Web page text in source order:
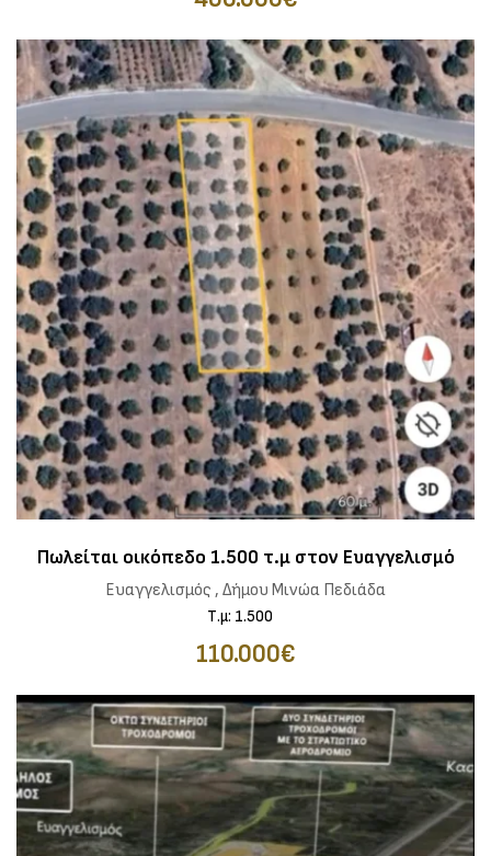
Πωλείται οικόπεδο 1.500 τ.μ στον Ευαγγελισμό
Ευαγγελισμός , Δήμου Μινώα Πεδιάδα
Τ.μ: 1.500
110.000€